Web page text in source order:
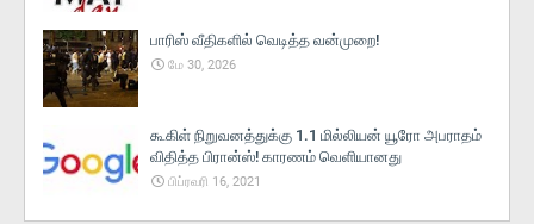
பாரிஸ் வீதிகளில் வெடித்த வன்முறை!
மே 30, 2026
கூகிள் நிறுவனத்துக்கு 1.1 மில்லியன் யூரோ அபராதம்
விதித்த பிரான்ஸ்! காரணம் வெளியானது
பிப்ரவரி 16, 2021